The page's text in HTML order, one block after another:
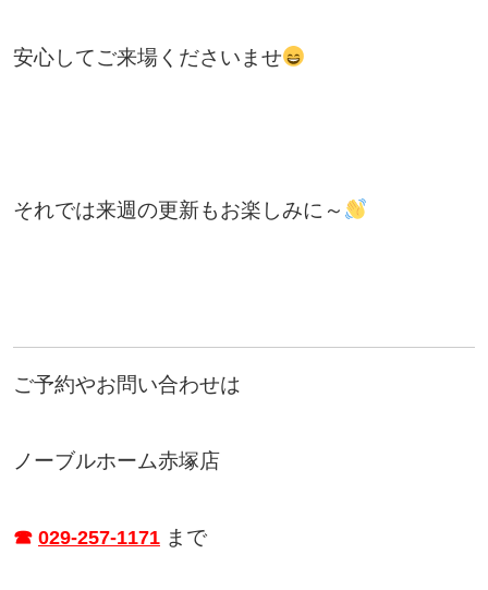
安心してご来場くださいませ
それでは来週の更新もお楽しみに～
ご予約やお問い合わせは
ノーブルホーム赤塚店
☎ 029-257-1171まで